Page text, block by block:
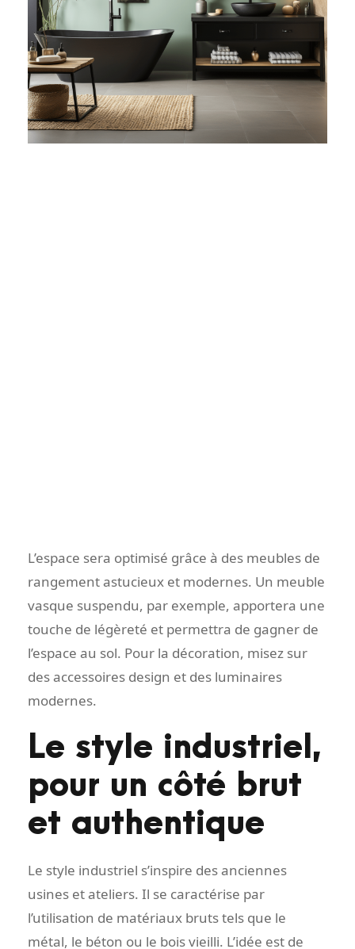
L’espace sera optimisé grâce à des meubles de
rangement astucieux et modernes. Un meuble
vasque suspendu, par exemple, apportera une
touche de légèreté et permettra de gagner de
l’espace au sol. Pour la décoration, misez sur
des accessoires design et des luminaires
modernes.
Le style industriel,
pour un côté brut
et authentique
Le style industriel s’inspire des anciennes
usines et ateliers. Il se caractérise par
l’utilisation de matériaux bruts tels que le
métal, le béton ou le bois vieilli. L’idée est de